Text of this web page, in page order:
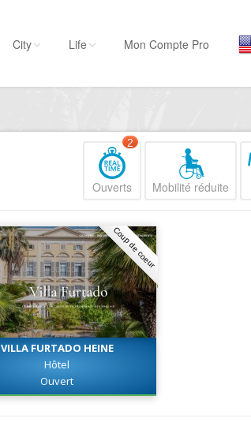
Hôtels, ...
Visiter
City Life Mon Compte Pro
Ouverts
2
Mobilité réduite
Coup de coeur
VILLA FURTADO HEINE
Hôtel
Ouvert